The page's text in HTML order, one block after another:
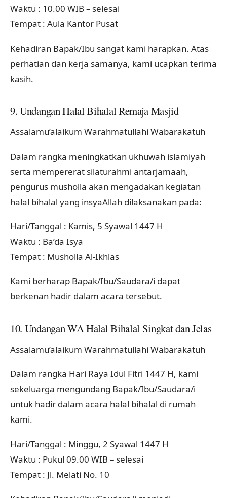
Waktu : 10.00 WIB – selesai
Tempat : Aula Kantor Pusat
Kehadiran Bapak/Ibu sangat kami harapkan. Atas
perhatian dan kerja samanya, kami ucapkan terima
kasih.
9. Undangan Halal Bihalal Remaja Masjid
Assalamu’alaikum Warahmatullahi Wabarakatuh
Dalam rangka meningkatkan ukhuwah islamiyah
serta mempererat silaturahmi antarjamaah,
pengurus musholla akan mengadakan kegiatan
halal bihalal yang insyaAllah dilaksanakan pada:
Hari/Tanggal : Kamis, 5 Syawal 1447 H
Waktu : Ba’da Isya
Tempat : Musholla Al-Ikhlas
Kami berharap Bapak/Ibu/Saudara/i dapat
berkenan hadir dalam acara tersebut.
10. Undangan WA Halal Bihalal Singkat dan Jelas
Assalamu’alaikum Warahmatullahi Wabarakatuh
Dalam rangka Hari Raya Idul Fitri 1447 H, kami
sekeluarga mengundang Bapak/Ibu/Saudara/i
untuk hadir dalam acara halal bihalal di rumah
kami.
Hari/Tanggal : Minggu, 2 Syawal 1447 H
Waktu : Pukul 09.00 WIB – selesai
Tempat : Jl. Melati No. 10